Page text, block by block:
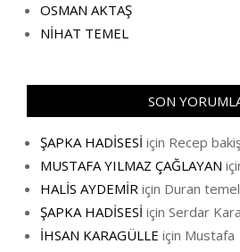
OSMAN AKTAŞ
NİHAT TEMEL
SON
ŞAPKA HADİSESİ için Recep
MUSTAFA YILMAZ ÇAĞLAYAN
HALİS AYDEMİR için Duran temel
ŞAPKA HADİSESİ için Serdar Kara
İHSAN KARAGÜLLE için Mustafa